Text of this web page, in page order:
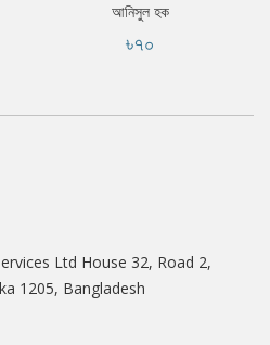
আনিসুল হক
৳৭০
Ltd House 32, Road 2,
1205, Bangladesh